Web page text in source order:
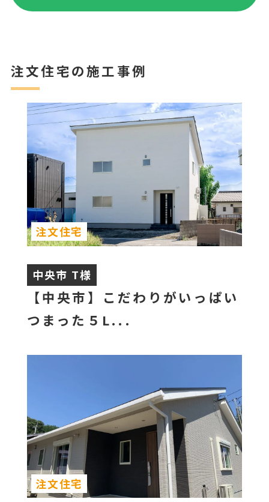
注文住宅の施工事例
中央市 T様
【中央市】こだわりがいっぱい
つまった５L...
注文住宅
注文住宅